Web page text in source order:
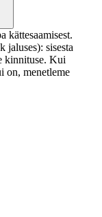
kättesaamisest.
jaluses): sisesta
kinnituse. Kui
on, menetleme